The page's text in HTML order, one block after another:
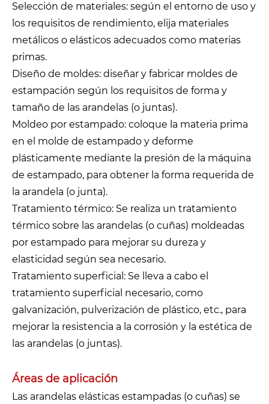
Selección de materiales: según el entorno de uso y
los requisitos de rendimiento, elija materiales
metálicos o elásticos adecuados como materias
primas.
Diseño de moldes: diseñar y fabricar moldes de
estampación según los requisitos de forma y
tamaño de las arandelas (o juntas).
Moldeo por estampado: coloque la materia prima
en el molde de estampado y deforme
plásticamente mediante la presión de la máquina
de estampado, para obtener la forma requerida de
la arandela (o junta).
Tratamiento térmico: Se realiza un tratamiento
térmico sobre las arandelas (o cuñas) moldeadas
por estampado para mejorar su dureza y
elasticidad según sea necesario.
Tratamiento superficial: Se lleva a cabo el
tratamiento superficial necesario, como
galvanización, pulverización de plástico, etc., para
mejorar la resistencia a la corrosión y la estética de
las arandelas (o juntas).
Áreas de aplicación
Las arandelas elásticas estampadas (o cuñas) se